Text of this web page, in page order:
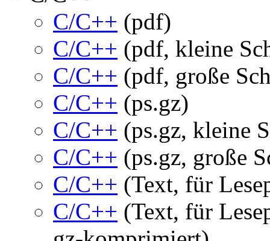
C/C++ (pdf)
C/C++ (pdf, kleine
C/C++ (pdf, große
C/C++ (ps.gz)
C/C++ (ps.gz, kleine
C/C++ (ps.gz, große
C/C++ (Text, für
C/C++ (Text, für